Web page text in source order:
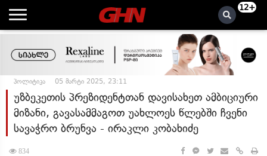
12+
პოლიტიკა 05 მარტი 2025, 23:11
უზბეკეთის პრეზიდენტთან დავისახეთ ამბიციური
მიზანი, გავასამმაგოთ უახლოეს წლებში ჩვენი
სავაჭრო ბრუნვა - ირაკლი კობახიძე
834